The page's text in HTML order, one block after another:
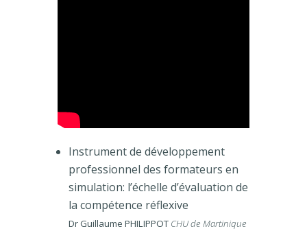
Instrument de développement
professionnel des formateurs en
simulation: l’échelle d’évaluation de
la compétence réflexive
Dr Guillaume PHILIPPOT CHU de Martinique